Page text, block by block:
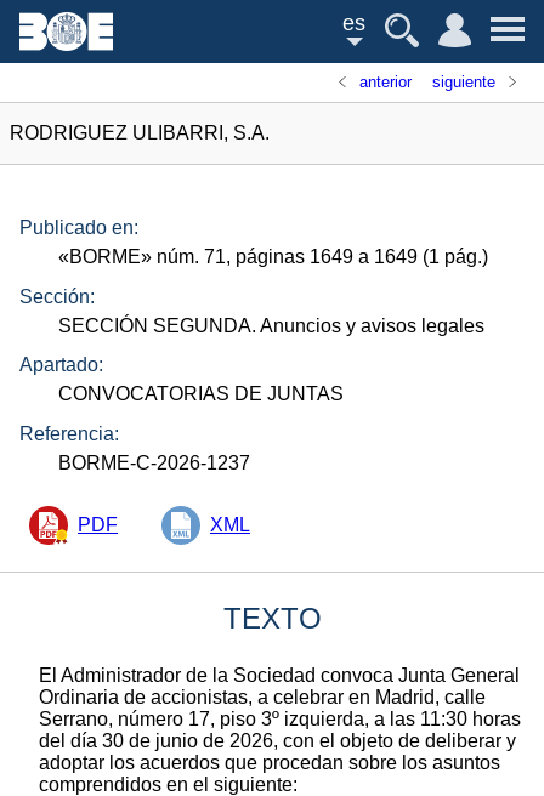
es
anterior siguiente
RODRIGUEZ ULIBARRI, S.A.
Publicado en:
«BORME» núm. 71, páginas 1649 a 1649 (1 pág.)
Sección:
SECCIÓN SEGUNDA. Anuncios y avisos legales
Apartado:
CONVOCATORIAS DE JUNTAS
Referencia:
BORME-C-2026-1237
PDF XML
TEXTO
El Administrador de la Sociedad convoca Junta General
Ordinaria de accionistas, a celebrar en Madrid, calle
Serrano, número 17, piso 3º izquierda, a las 11:30 horas
del día 30 de junio de 2026, con el objeto de deliberar y
adoptar los acuerdos que procedan sobre los asuntos
comprendidos en el siguiente: